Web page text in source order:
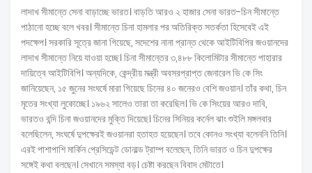
লাদাখ সীমান্তে সেনা বাড়াচ্ছে ভারত। বাড়তি আরও ২ হাজার সেনা ভারত-চিন সীমান্তে
পাঠানো হচ্ছে বলে খবর। সীমান্তে চিনা হামলার পর অতিরিক্ত সতর্কতা হিসেবেই এই
পদক্ষেপ। সরকারি সূত্রে জানা গিয়েছে, সদেশের নানা প্রান্ত থেকে আইটিবিপির জওয়ানদের
লাদাখ সীমান্তে নিয়ে যাওয়া হচ্ছে। চিনা সীমান্তের ৩,৪৮৮ কিলোমিটার সীমান্তে পাহারার
দায়িত্বে আইটিবিপি। অন্যদিকে, কেন্দ্রীয় মন্ত্রী অবসরপ্রাপ্ত জেনারেল ভি কে সিং
জানিয়েছেন, ১৫ জুনের সংঘর্ষে মারা গিয়েছে চিনের ৪০ জনেরও বেশি জওয়ান। তাঁর কথা, চিন
মৃতের সংখ্যা লুকোচ্ছে। ১৯৬২ সালেও তারা তা করেছিল। ভি কে সিংয়ের আরও দাবি,
ভারতও বন্দি চিনা জওয়ানদের মুক্তি দিয়েছে। চিনের সিনিয়র কর্নেল ঝাং শুইলি মঙ্গলবার
বলেছিলেন, সংঘর্ষে দুপক্ষেরই জওয়ানরা হতাহত হয়েছেন। তবে কোনও সংখ্যা বলেননি তিনি।
এরই পাশাপাশি মার্কিন প্রেসিডেন্ট ডোনাল্ড ট্রাম্প বলেছেন, তিনি ভারত ও চিন দুপক্ষের
সঙ্গেই কথা বলছেন। সেখানে সমস্যা বড়। চেষ্টা করছেন বিবাদ মেটাতে।